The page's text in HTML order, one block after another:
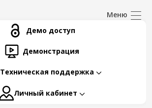
Демо доступ
Демонстрация
Техническая поддержка
Личный кабинет